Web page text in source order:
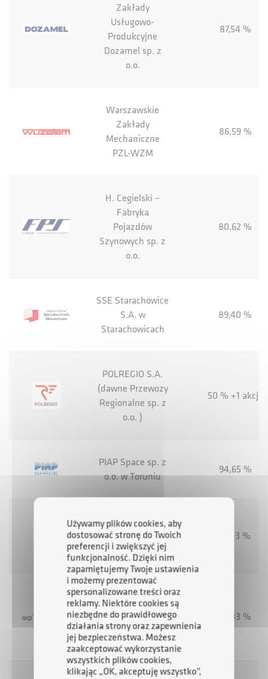
Zakłady
Usługowo-
Produkcyjne
Dozamel sp. z
o.o.
87,54 %
Warszawskie
Zakłady
Mechaniczne
PZL-WZM
86,59 %
H. Cegielski –
Fabryka
Pojazdów
Szynowych sp. z
o.o.
80,62 %
SSE Starachowice
S.A. w
Starachowicach
89,40 %
POLREGIO S.A.
(dawne Przewozy
Regionalne sp. z
o.o. )
50 % +1 akcja
PIAP Space sp. z
o.o. w Toruniu
94,65 %
Polskie Zakłady
Zbożowe PZZ w
Krakowie S.A.
39,13 %
RFK Sp. z o.o.
(dawna ARP
Doradztwo Sp. z
o.o.)
33,33 %
Używamy plików cookies, aby
dostosować stronę do Twoich
preferencji i zwiększyć jej
funkcjonalność. Dzięki nim
zapamiętujemy Twoje ustawienia
i możemy prezentować
spersonalizowane treści oraz
reklamy. Niektóre cookies są
niezbędne do prawidłowego
działania strony oraz zapewnienia
jej bezpieczeństwa. Możesz
zaakceptować wykorzystanie
wszystkich plików cookies,
klikając „OK, akceptuję wszystko”,